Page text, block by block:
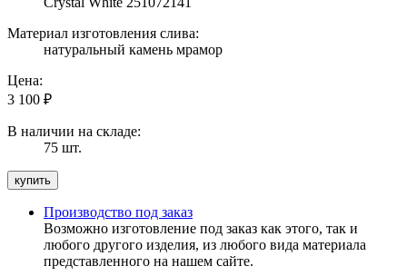
Материал изготовления слива:
натуральный камень мрамор
Цена:
3 100 ₽
В наличии на складе:
75 шт.
Производство под заказ
Возможно изготовление под заказ как этого, так и
любого другого изделия, из любого вида материала
представленного на нашем сайте.